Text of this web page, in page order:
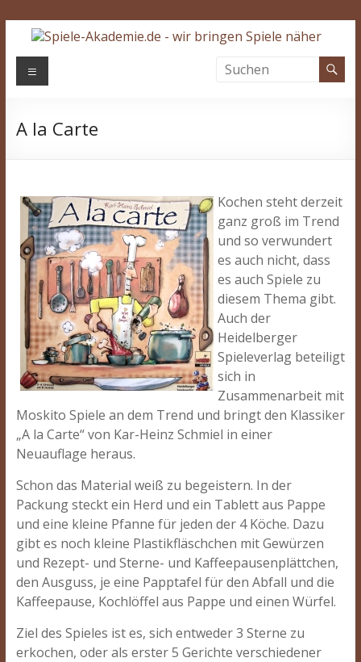
Zum
Inhalt
springen
Spiele-
Wir
Menü
A la Carte
Kochen steht derzeit
ganz groß im Trend
und so verwundert
es auch nicht, dass
es auch Spiele zu
diesem Thema gibt.
Auch der
Heidelberger
Spieleverlag beteiligt
sich in
Zusammenarbeit mit
Moskito Spiele an dem Trend und bringt den Klassiker
„A la Carte“ von Kar-Heinz Schmiel in einer
Neuauflage heraus.
Schon das Material weiß zu begeistern. In der
Packung steckt ein Herd und ein Tablett aus Pappe
und eine kleine Pfanne für jeden der 4 Köche. Dazu
gibt es noch kleine Plastikfläschchen mit Gewürzen
und Rezept- und Sterne- und Kaffeepausenplättchen,
den Ausguss, je eine Papptafel für den Abfall und die
Kaffeepause, Kochlöffel aus Pappe und einen Würfel.
Ziel des Spieles ist es, sich entweder 3 Sterne zu
erkochen, oder als erster 5 Gerichte verschiedener